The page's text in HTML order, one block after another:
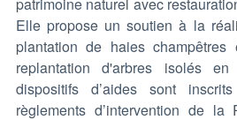
Elle propose un soutien à la
plantation de haies
replantation d'arbres isolés
dispositifs d’aides sont
règlements d’intervention de